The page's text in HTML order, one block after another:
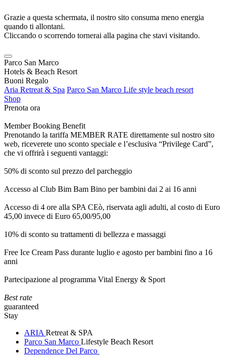
Grazie a questa schermata, il nostro sito consuma meno energia
quando ti allontani.
Cliccando o scorrendo tornerai alla pagina che stavi visitando.
Parco San Marco
Hotels & Beach Resort
Buoni Regalo
Aria Retreat & Spa Parco San Marco Life style beach resort
Shop
Prenota ora
Member Booking Benefit
Prenotando la tariffa MEMBER RATE direttamente sul nostro sito
web, riceverete uno sconto speciale e l’esclusiva “Privilege Card”,
che vi offrirà i seguenti vantaggi:
50% di sconto sul prezzo del parcheggio
Accesso al Club Bim Bam Bino per bambini dai 2 ai 16 anni
Accesso di 4 ore alla SPA CEò, riservata agli adulti, al costo di Euro
45,00 invece di Euro 65,00/95,00
10% di sconto su trattamenti di bellezza e massaggi
Free Ice Cream Pass durante luglio e agosto per bambini fino a 16
anni
Partecipazione al programma Vital Energy & Sport
Best rate
guaranteed
Stay
ARIA Retreat & SPA
Parco San Marco Lifestyle Beach Resort
Dependence Del Parco